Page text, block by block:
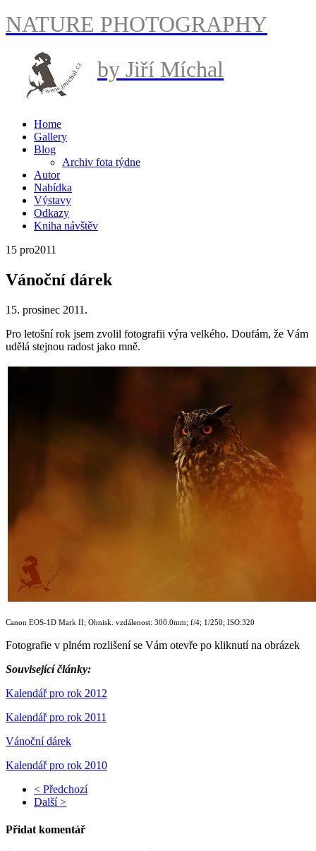
NATURE PHOTOGRAPHY
by Jiří Míchal
Home
Gallery
Blog
Archiv fota týdne
Autor
Nabídka
Výstavy
Odkazy
Kniha návštěv
15 pro2011
Vánoční dárek
15. prosinec 2011.
Pro letošní rok jsem zvolil fotografii výra velkého. Doufám, že Vám
udělá stejnou radost jako mně.
Canon EOS-1D Mark II; Ohnisk. vzdálenost: 300.0mm; f/4; 1/250; ISO:320
Fotografie v plném rozlišení se Vám otevře po kliknutí na obrázek
Související články:
Kalendář pro rok 2012
Kalendář pro rok 2011
Vánoční dárek
Kalendář pro rok 2010
< Předchozí
Další >
Přidat komentář